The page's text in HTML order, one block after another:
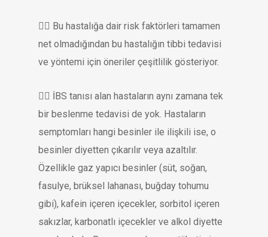
👉🏻 Bu hastalığa dair risk faktörleri tamamen
net olmadığından bu hastalığın tibbi tedavisi
ve yöntemi için öneriler çeşitlilik gösteriyor.
👉🏻 İBS tanısı alan hastaların aynı zamana tek
bir beslenme tedavisi de yok. Hastaların
semptomları hangi besinler ile ilişkili ise, o
besinler diyetten çıkarılır veya azaltılır.
Özellikle gaz yapıcı besinler (süt, soğan,
fasulye, brüksel lahanası, buğday tohumu
gibi), kafein içeren içecekler, sorbitol içeren
sakızlar, karbonatlı içecekler ve alkol diyette